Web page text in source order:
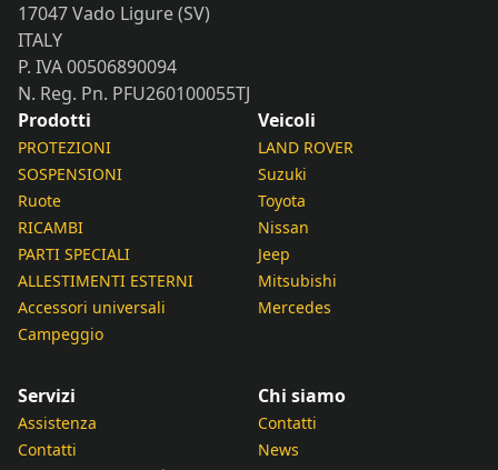
17047 Vado Ligure (SV)
ITALY
P. IVA 00506890094
N. Reg. Pn. PFU260100055TJ
Prodotti
PROTEZIONI
SOSPENSIONI
Ruote
RICAMBI
PARTI SPECIALI
ALLESTIMENTI ESTERNI
Accessori universali
Campeggio
Veicoli
LAND ROVER
Suzuki
Toyota
Nissan
Jeep
Mitsubishi
Mercedes
Servizi
Assistenza
Contatti
Chi siamo
Contatti
News